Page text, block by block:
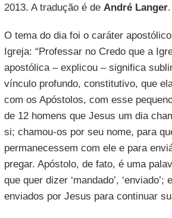
2013. A tradução é de André Langer.
O tema do dia foi o caráter
Igreja: “Professar no Credo que a
apostólica – explicou – significa
vínculo profundo, constitutivo, que
com os Apóstolos, com esse
de 12 homens que Jesus um dia
si; chamou-os por seu nome, para
permanecessem com ele e para
pregar. Apóstolo, de fato, é uma
que quer dizer ‘mandado’,
enviados por Jesus para continuar